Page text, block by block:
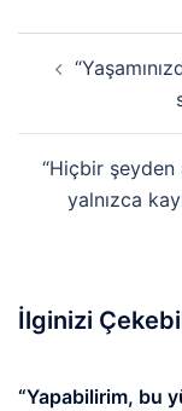
dolaşımı
“Hiçbir
yalnızca
İlginizi
“Yapabilirim, bu